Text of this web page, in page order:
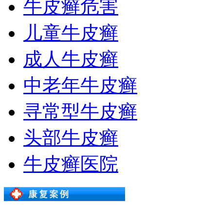
牛皮癣危害
儿童牛皮癣
成人牛皮癣
中老年牛皮癣
寻常型牛皮癣
头部牛皮癣
牛皮癣医院